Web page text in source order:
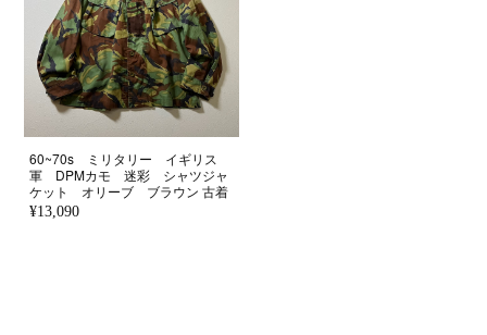
60~70s ミリタリー イギリス
軍 DPMカモ 迷彩 シャツジャ
ケット オリーブ ブラウン 古着
¥13,090